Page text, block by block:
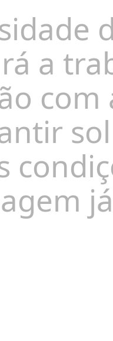
a
com